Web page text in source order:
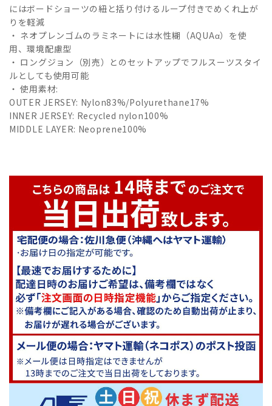
にはボードショーツの紐と括り付けるループ付きでめくれ上が
りを軽減
・ ネオプレンゴムのラミネートには水性糊（AQUAα）を使
用、環境配慮型
・ ロングジョン（別売）とのセットアップでフルスーツスタイ
ルとしても使用可能
・ 使用素材:
OUTER JERSEY: Nylon83%/Polyurethane17%
INNER JERSEY: Recycled nylon100%
MIDDLE LAYER: Neoprene100%